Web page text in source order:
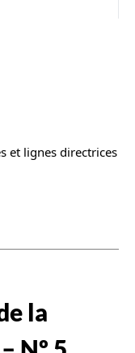
et lignes directrices
la